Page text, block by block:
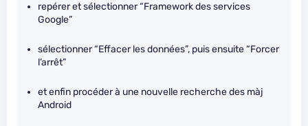
repérer et sélectionner “Framework des services
Google”
sélectionner “Effacer les données”, puis ensuite “Forcer
l’arrêt”
et enfin procéder à une nouvelle recherche des màj
Android